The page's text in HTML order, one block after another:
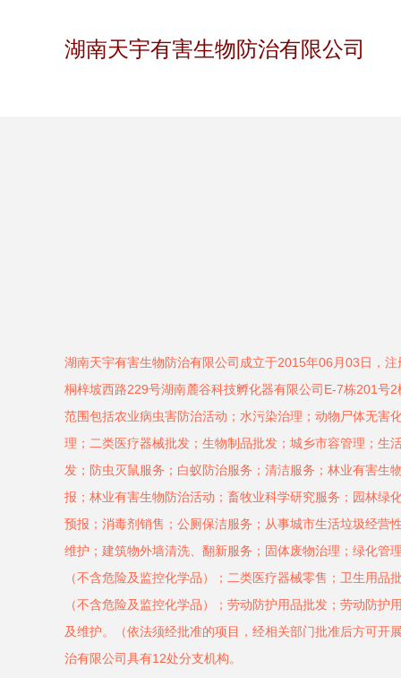
湖南天宇有害生物防治有限公司
湖南天宇有害生物防治有限公司成立于2015年06月03日，
桐梓坡西路229号湖南麓谷科技孵化器有限公司E-7栋201号
范围包括农业病虫害防治活动；水污染治理；动物尸体无害
理；二类医疗器械批发；生物制品批发；城乡市容管理；生
发；防虫灭鼠服务；白蚁防治服务；清洁服务；林业有害生
报；林业有害生物防治活动；畜牧业科学研究服务；园林绿
预报；消毒剂销售；公厕保洁服务；从事城市生活垃圾经营
维护；建筑物外墙清洗、翻新服务；固体废物治理；绿化管
（不含危险及监控化学品）；二类医疗器械零售；卫生用品
（不含危险及监控化学品）；劳动防护用品批发；劳动防护
及维护。（依法须经批准的项目，经相关部门批准后方可开
治有限公司具有12处分支机构。